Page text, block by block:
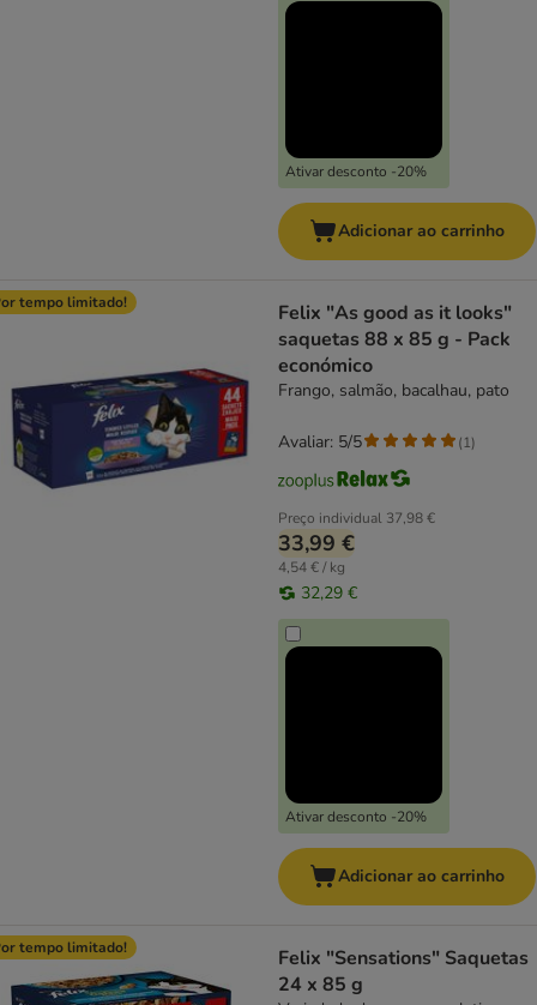
Ativar desconto -20%
Adicionar ao carrinho
tempo limitado!
Felix "As good as it looks"
saquetas 88 x 85 g - Pack
económico
Frango, salmão, bacalhau, pato
Preço individual 37,98 €
33,99 €
4,54 € / kg
32,29 €
Ativar desconto -20%
Avaliar: 5/5 (1)
Adicionar ao carrinho
tempo limitado!
Felix "Sensations" Saquetas
24 x 85 g